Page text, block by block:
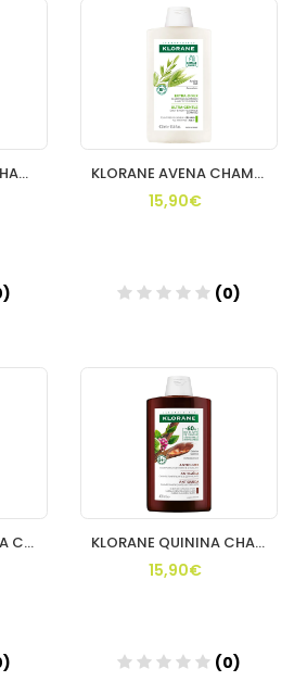
Añadir
KLORANE ORTIGA CHAMPU SEBORREGULADOR 400ML KLORANE AVENA CHAMPU 400 ML
15,90€
(0)
Añadir
KLORANE CAMOMILA CHAMPU 400 ML KLORANE QUININA CHAMPU 400 ML
15,90€
(0)